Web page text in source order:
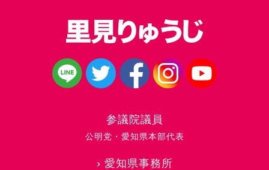
参議院議員
公明党・愛知県本部代表
› 愛知県事務所